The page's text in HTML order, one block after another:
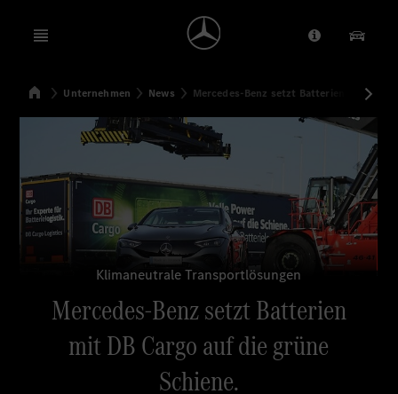
Open menu Anbieter/
SuchenStartseite
Unternehmen News Mercedes-Benz setzt Batterien mit DB
Klimaneutrale Transportlösungen
Mercedes-Benz setzt Batterien
mit DB Cargo auf die grüne
Schiene.